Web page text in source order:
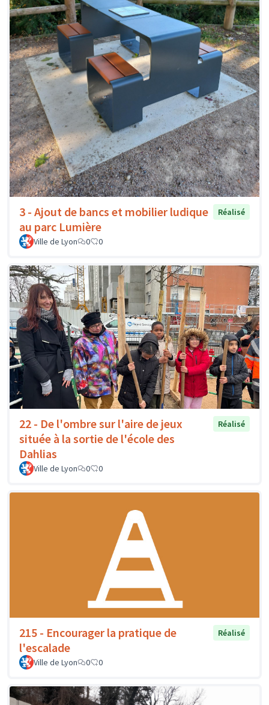
3 - Ajout de bancs et mobilier ludique
au parc Lumière
Réalisé
Ville de Lyon 0 0
22 - De l'ombre sur l'aire de jeux
située à la sortie de l'école des
Dahlias
Réalisé
Ville de Lyon 0 0
215 - Encourager la pratique de
l'escalade
Réalisé
Ville de Lyon 0 0